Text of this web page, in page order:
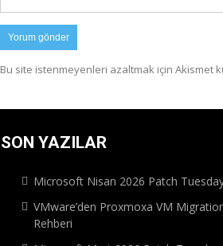
Bu site istenmeyenleri azaltmak için Akismet
SON YAZILAR
Microsoft Nisan 2026 Patch
VMware’den Proxmoxa VM
Rehberi